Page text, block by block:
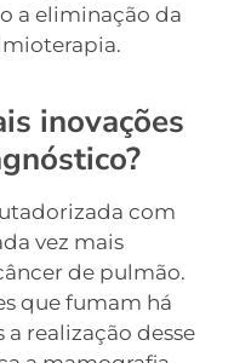
a eliminação da
inovações
com
vez mais
de pulmão.
que fumam há
realização desse